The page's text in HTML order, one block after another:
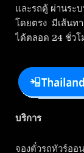
และรถตู้ ผ่านระ
โดยตรง มีเส้นท
ได้ตลอด 24 ชั่วโ
บริการ
จองตั๋วรถทัวร์ออ